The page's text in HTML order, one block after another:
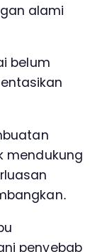
alami
belum
mendukung
penyebab